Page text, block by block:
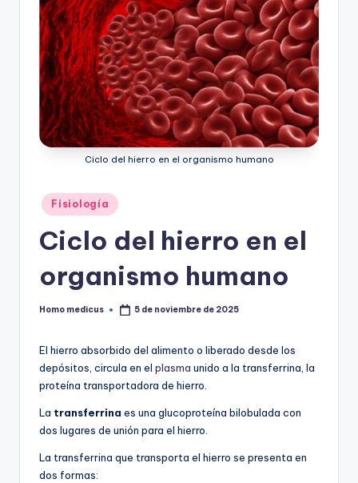
Ciclo del hierro en el organismo humano
Publicado
en
Fisiología
Ciclo del hierro en el
organismo humano
Publicado
Homo medicus 5 de noviembre de 2025
El hierro absorbido del alimento o liberado desde los
depósitos, circula en el plasma unido a la transferrina, la
proteína transportadora de hierro.
La transferrina es una glucoproteína bilobulada con
dos lugares de unión para el hierro.
La transferrina que transporta el hierro se presenta en
dos formas: